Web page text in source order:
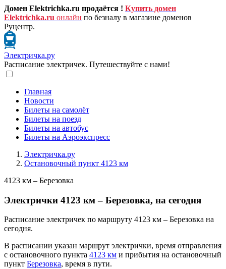
Домен Elektrichka.ru продаётся ! Купить домен
Elektrichka.ru онлайн по безналу в магазине доменов
Руцентр.
Электричка.ру
Расписание электричек. Путешествуйте с нами!
Главная
Новости
Билеты на самолёт
Билеты на поезд
Билеты на автобус
Билеты на Аэроэкспресс
Электричка.ру
Остановочный пункт 4123 км
4123 км – Березовка
Электрички 4123 км – Березовка, на сегодня
Расписание электричек по маршруту 4123 км – Березовка на
сегодня.
В расписании указан маршрут электрички, время отправления
с остановочного пункта 4123 км и прибытия на остановочный
пункт Березовка, время в пути.